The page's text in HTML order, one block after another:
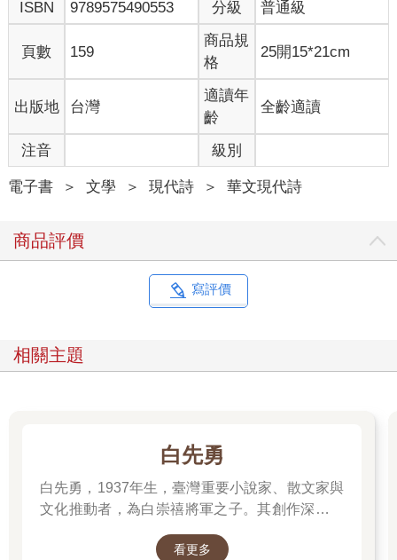
ISBN
9789575490553 分級 普通級
頁數 159
商品規
格
25開15*21cm
出版地 台灣
適讀年
齡
全齡適讀
注音 級別
電子書 ＞ 文學 ＞ 現代詩 ＞ 華文現代詩
商品評價
寫評價
相關主題
白先勇
白先勇，1937年生，臺灣重要小說家、散文家與
文化推動者，為白崇禧將軍之子。其創作深受中
國記憶與人性孤獨。代表作包括小說集《臺北
看更多